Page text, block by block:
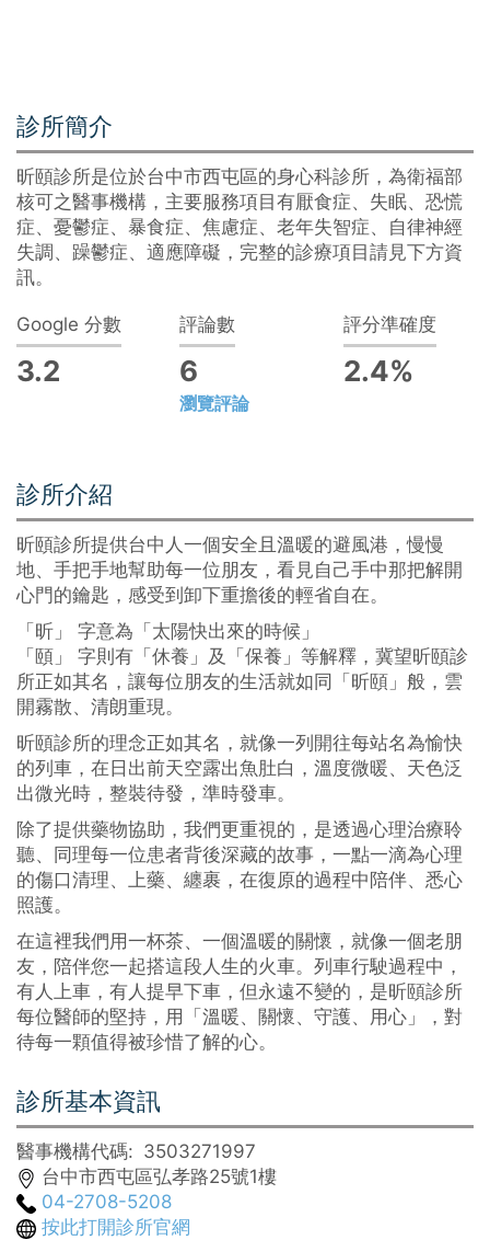
診所簡介
昕頤診所是位於台中市西屯區的身心科診所，為衛福部
核可之醫事機構，主要服務項目有厭食症、失眠、恐慌
症、憂鬱症、暴食症、焦慮症、老年失智症、自律神經
失調、躁鬱症、適應障礙，完整的診療項目請見下方資
訊。
Google 分數
3.2
評論數
6
瀏覽評論
評分準確度
2.4%
診所介紹
昕頤診所提供台中人一個安全且溫暖的避風港，慢慢
地、手把手地幫助每一位朋友，看見自己手中那把解開
心門的鑰匙，感受到卸下重擔後的輕省自在。
「昕」 字意為「太陽快出來的時候」
「頤」 字則有「休養」及「保養」等解釋，冀望昕頤診
所正如其名，讓每位朋友的生活就如同「昕頤」般，雲
開霧散、清朗重現。
昕頤診所的理念正如其名，就像一列開往每站名為愉快
的列車，在日出前天空露出魚肚白，溫度微暖、天色泛
出微光時，整裝待發，準時發車。
除了提供藥物協助，我們更重視的，是透過心理治療聆
聽、同理每一位患者背後深藏的故事，一點一滴為心理
的傷口清理、上藥、纏裹，在復原的過程中陪伴、悉心
照護。
在這裡我們用一杯茶、一個溫暖的關懷，就像一個老朋
友，陪伴您一起搭這段人生的火車。列車行駛過程中，
有人上車，有人提早下車，但永遠不變的，是昕頤診所
每位醫師的堅持，用「溫暖、關懷、守護、用心」，對
待每一顆值得被珍惜了解的心。
診所基本資訊
醫事機構代碼
3503271997
台中市西屯區弘孝路25號1樓
04-2708-5208
按此打開診所官網